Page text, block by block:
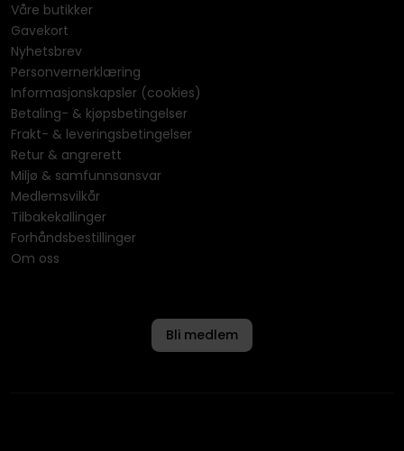
Våre butikker
Gavekort
Nyhetsbrev
Personvernerklæring
Informasjonskapsler (cookies)
Betaling- & kjøpsbetingelser
Frakt- & leveringsbetingelser
Retur & angrerett
Miljø & samfunnsansvar
Medlemsvilkår
Tilbakekallinger
Forhåndsbestillinger
Om oss
Bli medlem